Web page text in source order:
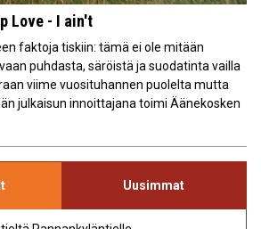
Love - I ain't
faktoja tiskiin: tämä ei ole mitään
puhdasta, säröistä ja suodatinta vailla
viime vuosituhannen puolelta mutta
julkaisun innoittajana toimi Äänekosken
Uusimmat